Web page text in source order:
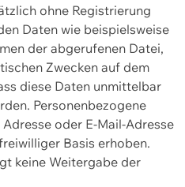
ohne Registrierung
Daten wie beispielsweise
der abgerufenen Datei,
Zwecken auf dem
diese Daten unmittelbar
Personenbezogene
oder E-Mail-Adresse
Basis erhoben.
keine Weitergabe der